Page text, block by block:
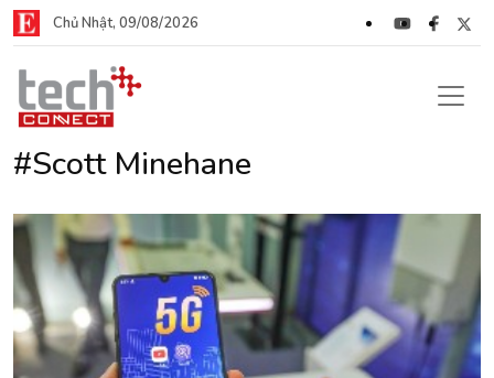
Chủ Nhật, 09/08/2026
#Scott Minehane